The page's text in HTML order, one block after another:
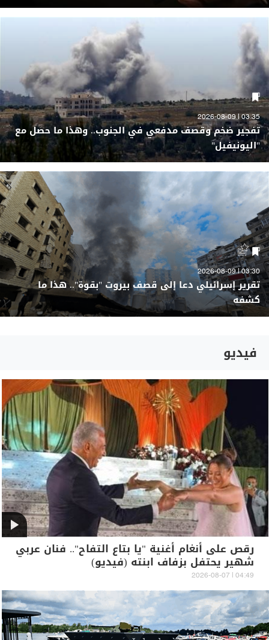
03:35 | 2026-08-09
تفجير ضخم وقصف مدفعي في الجنوب.. وهذا ما حصل مع
"اليونيفيل"
03:30 | 2026-08-09
تقرير إسرائيلي دعا إلى قصف بيروت "بقوة".. هذا ما
كشفه
فيديو
رقص على أنغام أغنية "يا بتاع التفاح".. فنان عربي
شهير يحتفل بزفاف ابنته (فيديو)
04:49 | 2026-08-07